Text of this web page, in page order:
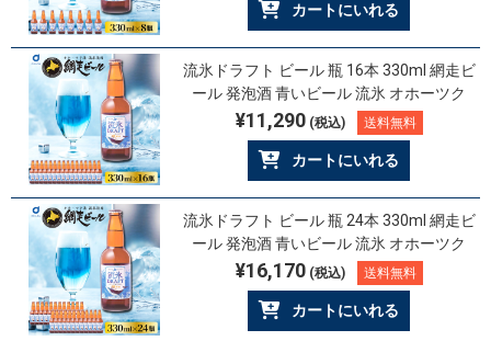
カートにいれる
流氷ドラフト ビール 瓶 16本 330ml 網走ビ
ール 発泡酒 青いビール 流氷 オホーツク
¥11,290(税込) 送料無料
カートにいれる
流氷ドラフト ビール 瓶 24本 330ml 網走ビ
ール 発泡酒 青いビール 流氷 オホーツク
¥16,170(税込) 送料無料
カートにいれる